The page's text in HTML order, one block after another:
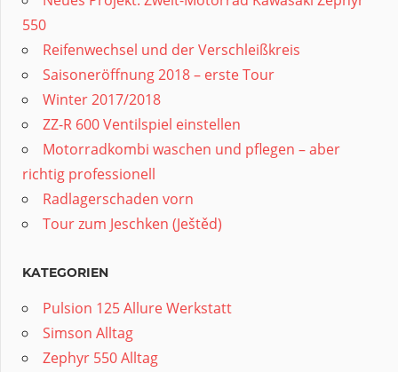
550
Reifenwechsel und der Verschleißkreis
Saisoneröffnung 2018 – erste Tour
Winter 2017/2018
ZZ-R 600 Ventilspiel einstellen
Motorradkombi waschen und pflegen – aber
richtig professionell
Radlagerschaden vorn
Tour zum Jeschken (Ještěd)
KATEGORIEN
Pulsion 125 Allure Werkstatt
Simson Alltag
Zephyr 550 Alltag